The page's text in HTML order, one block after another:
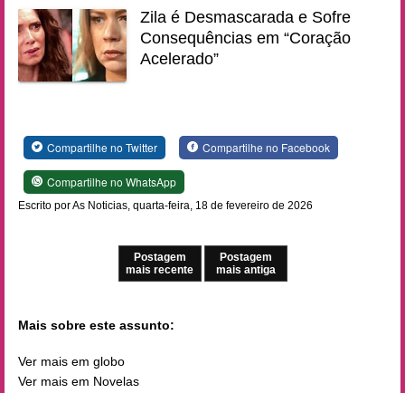
Zila é Desmascarada e Sofre
Consequências em “Coração
Acelerado”
Compartilhe no Twitter Compartilhe no Facebook
Compartilhe no WhatsApp
Escrito por As Noticias, quarta-feira, 18 de fevereiro de 2026
Postagem
mais recente
Postagem
mais antiga
Mais sobre este assunto:
Ver mais em globo
Ver mais em Novelas